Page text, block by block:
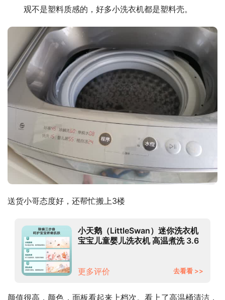
观不是塑料质感的，好多小洗衣机都是塑料壳。
送货小哥态度好，还帮忙搬上3楼
小天鹅（LittleSwan）迷你洗衣机
宝宝儿童婴儿洗衣机 高温煮洗 3.6
更多评价
去看看 >>
颜值很高，颜色，面板看起来上档次。看上了高温桶清洁，